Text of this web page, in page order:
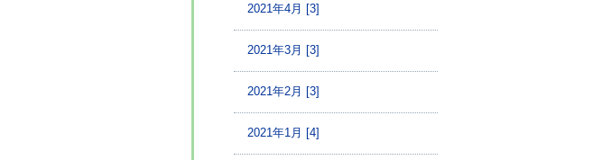
2021年4月 [3]
2021年3月 [3]
2021年2月 [3]
2021年1月 [4]